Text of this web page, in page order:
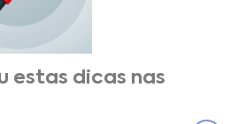
estas dicas nas